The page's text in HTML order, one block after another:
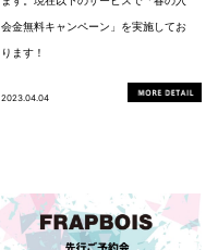
会金無料キャンペーン」を実施してお
ります！
2023.04.04